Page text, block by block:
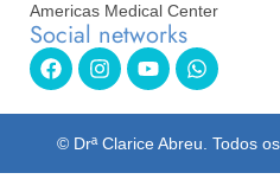
Americas Medical Center
Social networks
© Drª Clarice Abreu. Todos